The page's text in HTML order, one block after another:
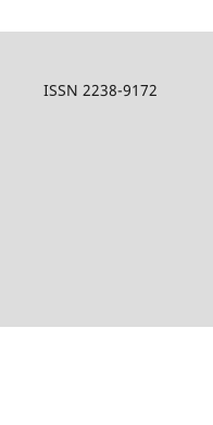
ISSN 2238-9172